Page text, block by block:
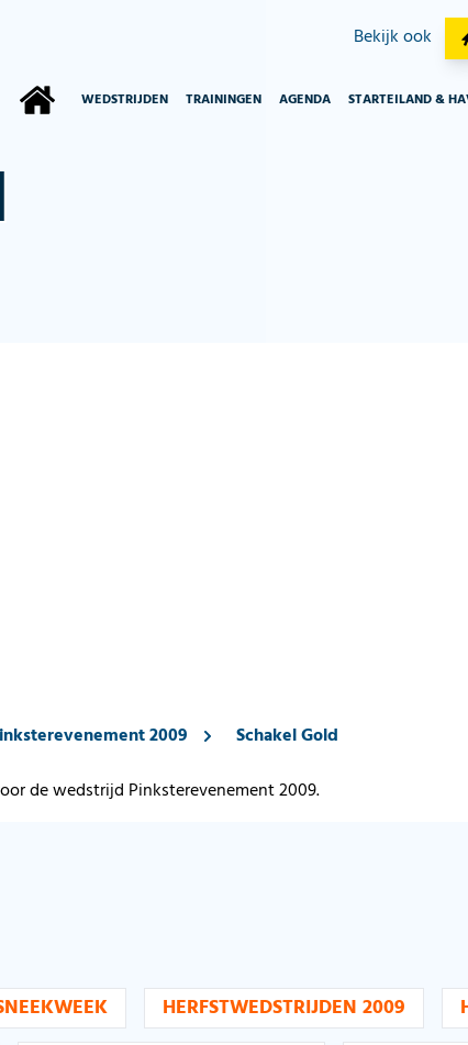
Bekijk ook
WEDSTRIJDEN TRAININGEN AGENDA STARTEILAND &
2009
Schakel Gold
de wedstrijd Pinksterevenement 2009.
HERFSTWEDSTRIJDEN 2009